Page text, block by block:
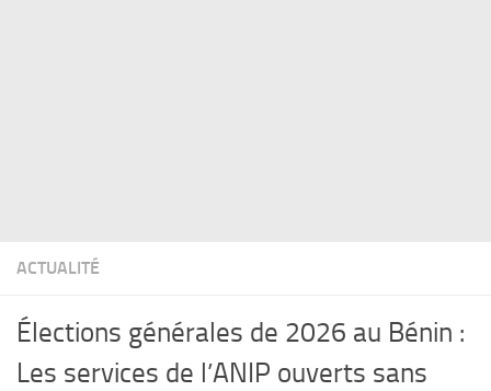
ACTUALITÉ
Élections générales de 2026 au Bénin :
Les services de l’ANIP ouverts sans